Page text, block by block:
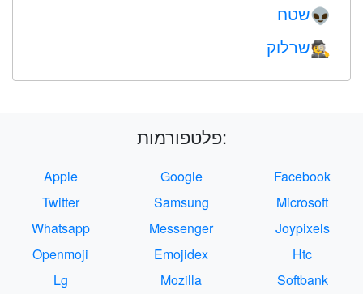
👽שטח
🕵️שרלוק
פלטפורמות:
Apple Google
Facebook
Twitter
Samsung
Microsoft
Whatsapp
Messenger
Joypixels
Openmoji
Emojidex
Htc
Lg
Mozilla
Softbank